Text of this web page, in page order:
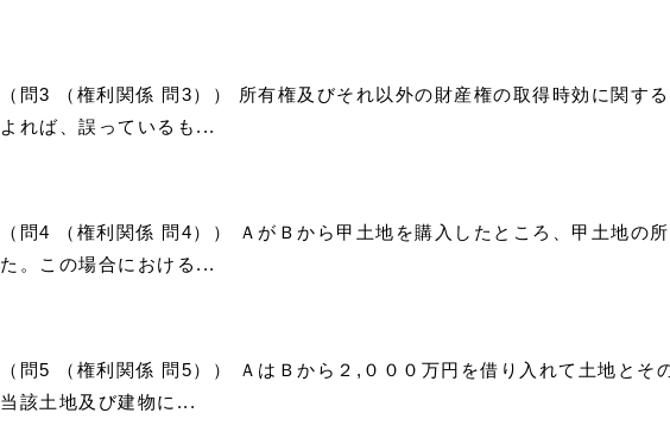
（問3 （権利関係 問3）） 所有権及びそれ以外の財産権の取得時効に関す
よれば、誤っているも...
（問4 （権利関係 問4）） ＡがＢから甲土地を購入したところ、甲土地の
た。この場合における...
（問5 （権利関係 問5）） ＡはＢから２,０００万円を借り入れて土地とそ
当該土地及び建物に...